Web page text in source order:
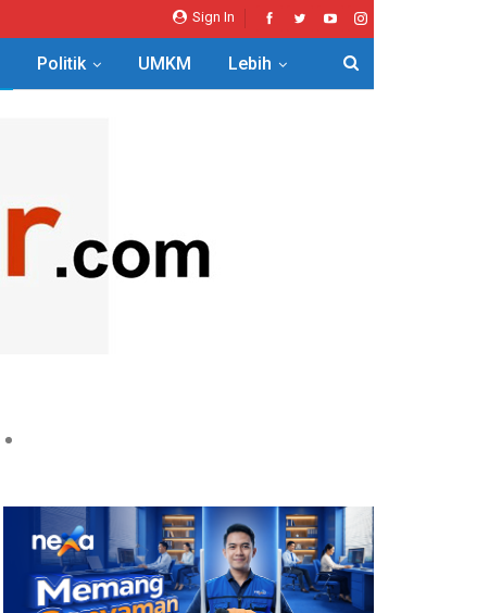
Sign In
Politik UMKM Lebih